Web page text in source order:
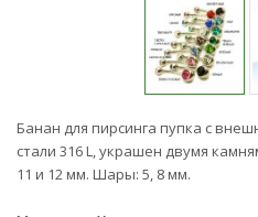
Банан для пирсинга пупка с
стали 316 L, украшен двумя
11 и 12 мм. Шары: 5, 8 мм.